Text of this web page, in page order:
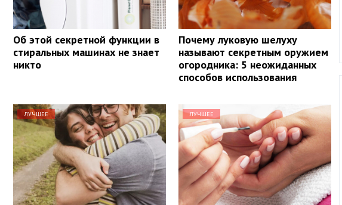
Об этой секретной функции в
стиральных машинах не знает
никто
Почему луковую шелуху
называют секретным оружием
огородника: 5 неожиданных
способов использования
ЛУЧШЕЕ ЛУЧШЕЕ